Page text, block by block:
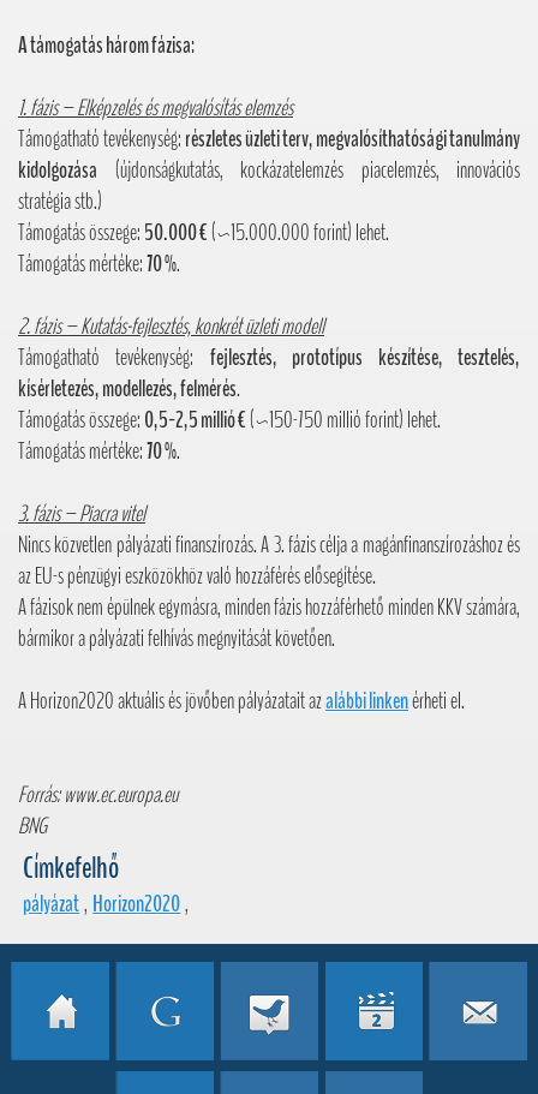
A támogatás három fázisa:
1. fázis – Elképzelés és megvalósítás elemzés
Támogatható tevékenység:részletes üzleti terv, megvalósíthatósági tanulmány
kidolgozása (újdonságkutatás, kockázatelemzés piacelemzés, innovációs
stratégia stb.)
Támogatás összege:50.000 €(~15.000.000 forint) lehet.
Támogatás mértéke:70 %.
2. fázis – Kutatás-fejlesztés, konkrét üzleti modell
Támogatható tevékenység: fejlesztés, prototípus készítése, tesztelés,
kísérletezés, modellezés, felmérés.
Támogatás összege:0,5-2,5 millió €(~150-750 millió forint) lehet.
Támogatás mértéke:70 %.
3. fázis – Piacra vitel
Nincs közvetlen pályázati finanszírozás. A 3. fázis célja a magánfinanszírozáshoz és
az EU-s pénzügyi eszközökhöz való hozzáférés elősegítése.
A fázisok nem épülnek egymásra, minden fázis hozzáférhető minden KKV számára,
bármikor a pályázati felhívás megnyitását követően.
A Horizon2020 aktuális és jövőben pályázatait azalábbi linkenérheti el.
Forrás: www.ec.europa.eu
BNG
Címkefelhő
pályázat, Horizon2020,